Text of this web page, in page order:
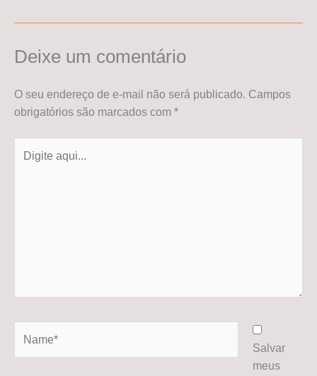
Deixe um comentário
O seu endereço de e-mail não será publicado. Campos
obrigatórios são marcados com *
aqui...
Salvar
meus